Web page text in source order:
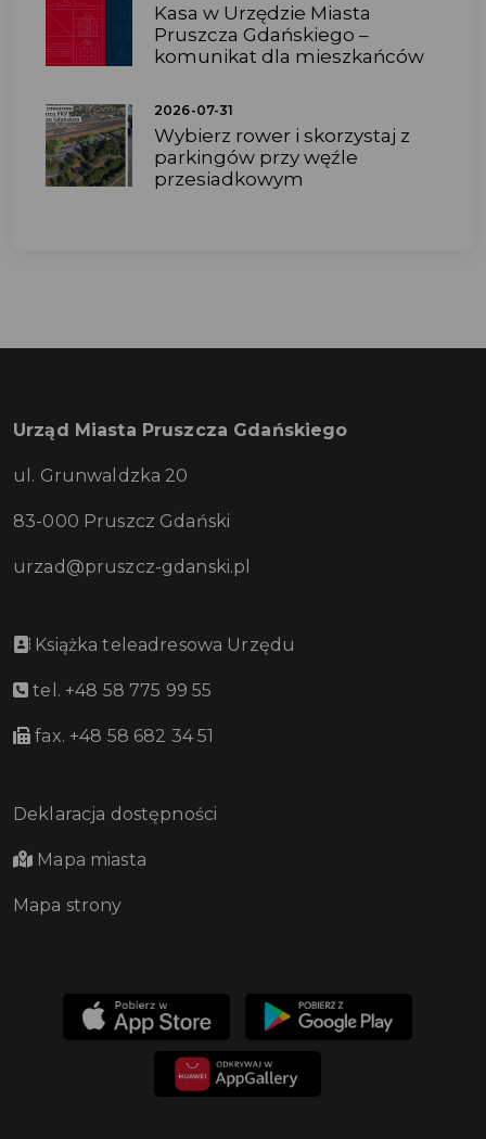
Kasa w Urzędzie Miasta
Pruszcza Gdańskiego –
komunikat dla mieszkańców
2026-07-31
Wybierz rower i skorzystaj z
parkingów przy węźle
przesiadkowym
Urząd Miasta Pruszcza Gdańskiego
ul. Grunwaldzka 20
83-000 Pruszcz Gdański
urzad@pruszcz-gdanski.pl
Książka teleadresowa Urzędu
tel. +48 58 775 99 55
fax. +48 58 682 34 51
Deklaracja dostępności
Mapa miasta
Mapa strony